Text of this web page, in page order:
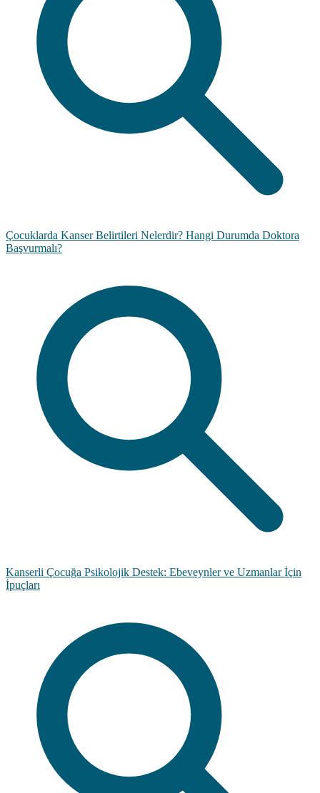
Çocuklarda Kanser Belirtileri Nelerdir? Hangi Durumda Doktora
Başvurmalı?
Kanserli Çocuğa Psikolojik Destek: Ebeveynler ve Uzmanlar İçin
İpuçları